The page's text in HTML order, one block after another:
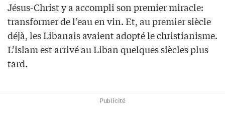
Jésus-Christ y a accompli son premier miracle:
transformer de l’eau en vin. Et, au premier siècle
déjà, les Libanais avaient adopté le christianisme.
L’islam est arrivé au Liban quelques siècles plus
tard.
Publicité